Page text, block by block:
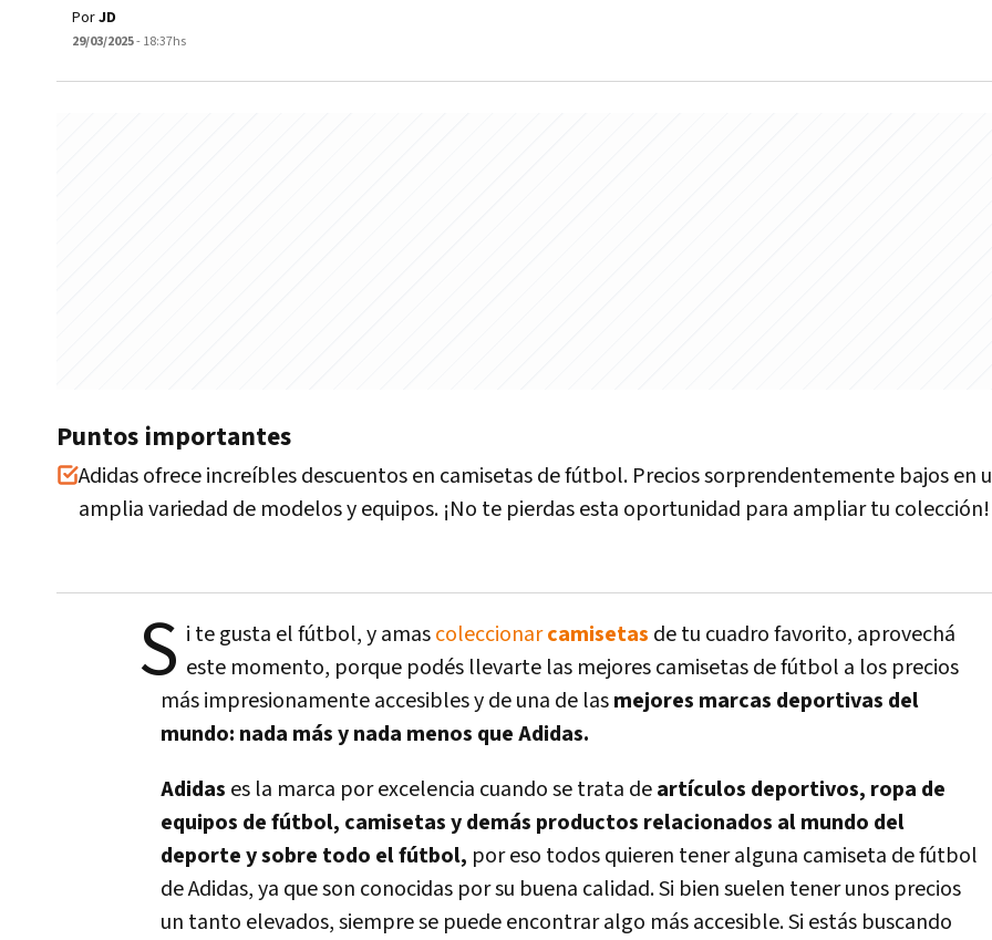
PorJD
29/03/2025- 18:37hs
Puntos importantes
Adidas ofrece increíbles descuentos en camisetas de fútbol. Precios sorprendentemente bajos en
amplia variedad de modelos y equipos. ¡No te pierdas esta oportunidad para ampliar tu colección!
S i te gusta el fútbol, y amascoleccionarcamisetas de tu cuadro favorito, aprovechá
este momento, porque podés llevarte las mejores camisetas de fútbol a los precios
más impresionamente accesibles y de una de lasmejores marcas deportivas del
mundo: nada más y nada menos que Adidas.
Adidas es la marca por excelencia cuando se trata deartículos deportivos, ropa de
equipos de fútbol, camisetas y demás productos relacionados al mundo del
deporte y sobre todo el fútbol, por eso todos quieren tener alguna camiseta de fútbol
de Adidas, ya que son conocidas por su buena calidad. Si bien suelen tener unos precios
un tanto elevados, siempre se puede encontrar algo más accesible. Si estás buscando